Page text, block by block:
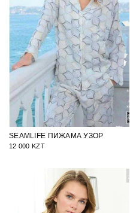
SEAMLIFE ПИЖАМА УЗОР
12 000 KZT